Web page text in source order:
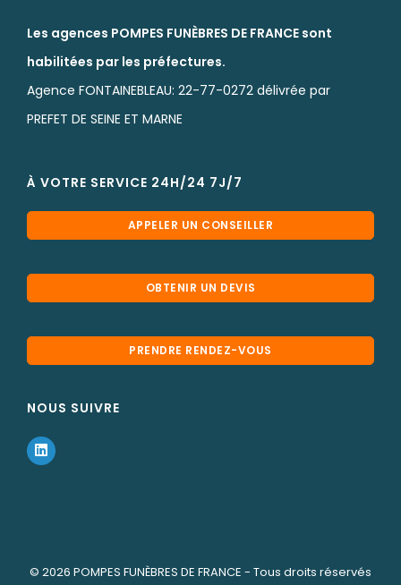
Les agences POMPES FUNÈBRES DE FRANCE sont
habilitées par les préfectures.
Agence FONTAINEBLEAU: 22-77-0272 délivrée par
PREFET DE SEINE ET MARNE
À VOTRE SERVICE 24H/24 7J/7
APPELER UN CONSEILLER
OBTENIR UN DEVIS
PRENDRE RENDEZ-VOUS
NOUS SUIVRE
© 2026 POMPES FUNÈBRES DE FRANCE - Tous droits réservés